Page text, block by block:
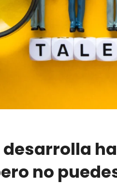
desarrolla
no